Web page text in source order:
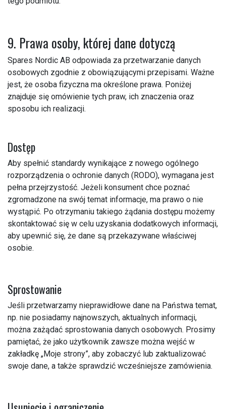
9. Prawa osoby, której dane dotyczą
Spares Nordic AB odpowiada za przetwarzanie danych
osobowych zgodnie z obowiązującymi przepisami. Ważne
jest, że osoba fizyczna ma określone prawa. Poniżej
znajduje się omówienie tych praw, ich znaczenia oraz
sposobu ich realizacji.
Dostęp
Aby spełnić standardy wynikające z nowego ogólnego
rozporządzenia o ochronie danych (RODO), wymagana jest
pełna przejrzystość. Jeżeli konsument chce poznać
zgromadzone na swój temat informacje, ma prawo o nie
wystąpić. Po otrzymaniu takiego żądania dostępu możemy
skontaktować się w celu uzyskania dodatkowych informacji,
aby upewnić się, że dane są przekazywane właściwej
osobie.
Sprostowanie
Jeśli przetwarzamy nieprawidłowe dane na Państwa temat,
np. nie posiadamy najnowszych, aktualnych informacji,
można zażądać sprostowania danych osobowych. Prosimy
pamiętać, że jako użytkownik zawsze można wejść w
zakładkę „Moje strony”, aby zobaczyć lub zaktualizować
swoje dane, a także sprawdzić wcześniejsze zamówienia.